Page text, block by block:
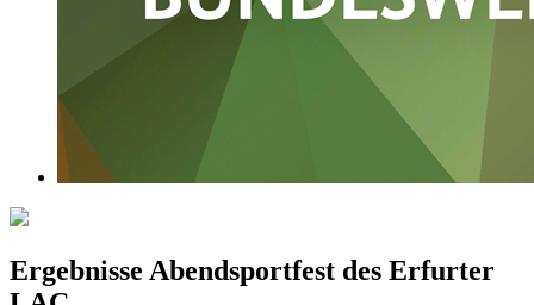
Ergebnisse Abendsportfest des Erfurter